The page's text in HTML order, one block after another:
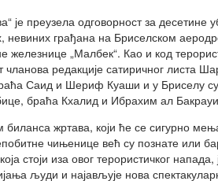
је преузела одговорност за десетине
невиних грађана на Бриселском
железнице „Малбек“. Као и код
чланова редакције сатиричног листа
Саид и Шериф Куаши и у Бриселу
браћа Кхалид и Ибрахим ал
биланса жртава, који ће се сигурно
чињенице већ су познате или
стоји иза овог терористичког напада,
људи и најављује нова